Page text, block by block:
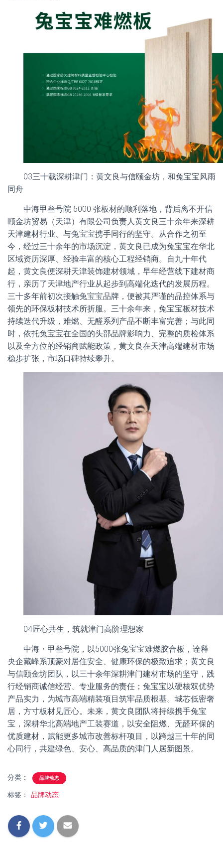
03三十载深耕津门：黄文良与信颐金坊，和兔宝宝风雨
同舟
中海甲叁号院 5000 张板材的顺利落地，背后离不开信
颐金坊贸易（天津）有限公司负责人黄文良三十余年来深耕
天津建材行业、与兔宝宝携手同行的坚守。从合作之初至
今，经过三十余年的市场沉淀，黄文良已成为兔宝宝在华北
区域资历深厚、经验丰富的核心工程经销商。自九十年代
起，黄文良便深耕天津装饰建材领域，早年经营线下建材商
行，亲历了天津地产行业从起步到高端化迭代的发展历程。
三十多年前初次接触兔宝宝品牌，便被其严谨的品控体系与
领先的环保板材技术所折服。三十余年来，兔宝宝板材技术
持续迭代升级，难燃、无醛系列产品不断丰富完善；与此同
时，依托兔宝宝在全国的头部品牌影响力、完整的质检体系
以及全方位的经销商赋能政策，黄文良在天津高端建材市场
稳步扩张，市场口碑持续攀升。
04匠心共生，筑就津门高阶理想家
中海・甲叁号院，以5000张兔宝宝难燃胶合板，诠释
央企藏峰系顶豪对居住安全、健康环保的极致追求；黄文良
与信颐金坊团队，以三十余年深耕津门建材市场的坚守，践
行经销商诚信经营、专业服务的责任；兔宝宝以硬核双优势
产品实力，为城市高端精装项目筑牢品质根基。城芯低密奢
居，方寸板材见匠心。未来，黄文良团队将持续携手兔宝
宝，深耕华北高端地产工装赛道，以安全阻燃、无醛环保的
优质建材，赋能更多城市改善标杆项目，以跨越三十年的同
心同行，共建绿色、安心、高品质的津门人居新图景。
分类： 品牌动态
标签： 品牌动态